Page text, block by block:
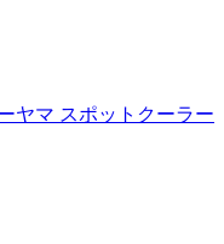
ヤマ スポットクーラー